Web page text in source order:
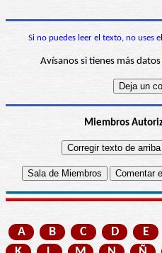
Si no puedes leer el texto, no uses
Avísanos si tienes más
Miembros
A B C D E